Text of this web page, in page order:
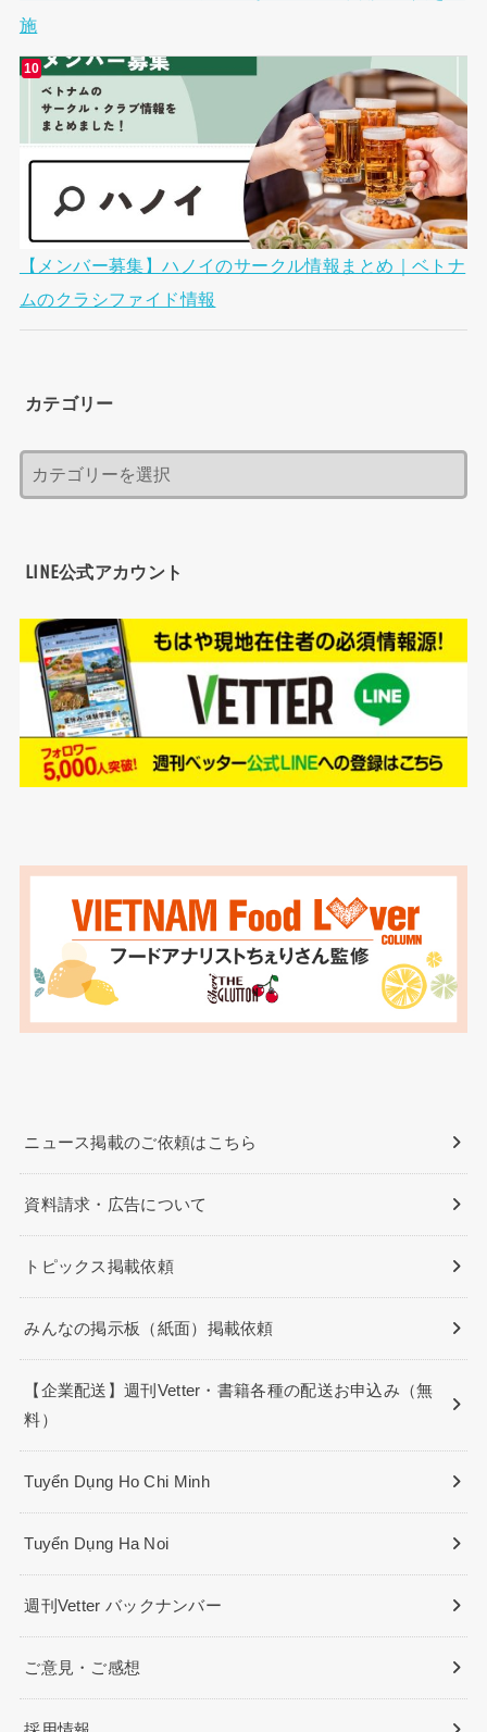
施
【メンバー募集】ハノイのサークル情報まとめ｜ベトナ
ムのクラシファイド情報
カテゴリー
LINE公式アカウント
ニュース掲載のご依頼はこちら
資料請求・広告について
トピックス掲載依頼
みんなの掲示板（紙面）掲載依頼
【企業配送】週刊Vetter・書籍各種の配送お申込み（無
料）
Tuyển Dụng Ho Chi Minh
Tuyển Dụng Ha Noi
週刊Vetter バックナンバー
ご意見・ご感想